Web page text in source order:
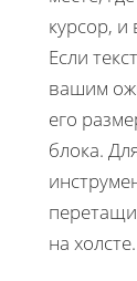
курсор, и
Если
вашим
его
блока.
на холсте.